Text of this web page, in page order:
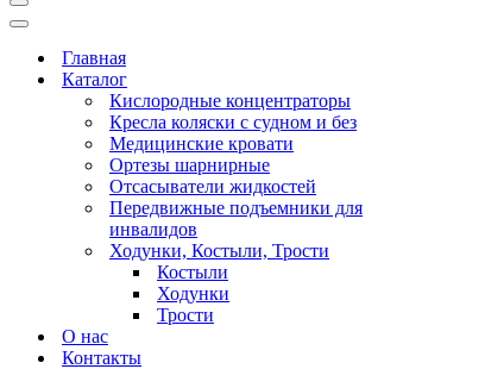
Меню
навигации
Меню
навигацииГлавная
Каталог
Кислородные концентраторы
Кресла коляски с судном и без
Медицинские кровати
Ортезы шарнирные
Отсасыватели жидкостей
Передвижные подъемники для
инвалидов
Ходунки, Костыли, Трости
Костыли
Ходунки
Трости
О нас
Контакты